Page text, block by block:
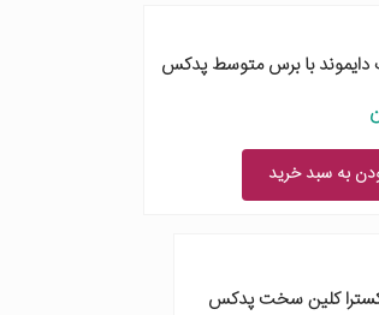
با برس متوسط پدکس
به سبد خرید
کلین سخت پدکس